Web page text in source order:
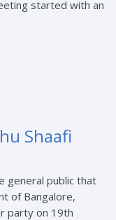
started with an
Shaafi
general public that
of Bangalore,
party on 19th